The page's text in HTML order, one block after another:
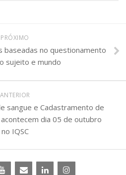
PRÓXIMO
baseadas no questionamento
sujeito e mundo
ANTERIOR
sangue e Cadastramento de
dia 05 de outubro
no IQSC